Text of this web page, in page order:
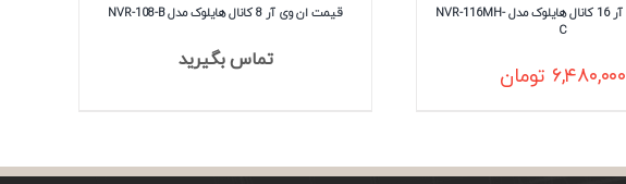
قیمت ان وی آر 16 کانال هایلوک مدل NVR-116MH-
C
۶,۴۸۰,۰۰۰ تومان
قیمت ان وی آر 8 کانال هایلوک مدل NVR-108-B
تماس بگیرید